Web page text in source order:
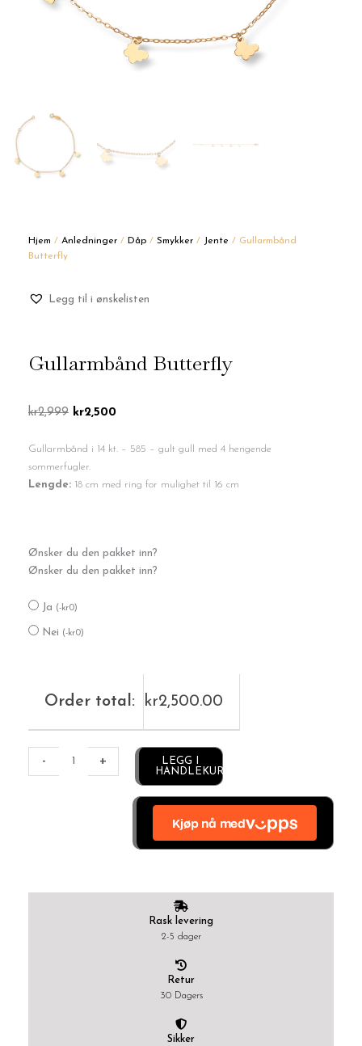
Hjem / Anledninger / Dåp / Smykker / Jente / Gullarmbånd
Butterfly
Legg til i ønskelisten
Gullarmbånd Butterfly
kr2,999 Opprinnelig
var:
kr2,999.
kr2,500
er:
Gullarmbånd i 14 kt. – 585 – gult gull med 4 hengende
sommerfugler.
Lengde: 18 cm med ring for mulighet til 16 cm
Ønsker du den pakket inn?
Ønsker du den pakket inn?
Ja (-kr0)
Nei (-kr0)
Order total: kr2,500.00
-
Butterfly
antall
+
LEGG I
HANDLEKURV
Rask levering
2-5 dager
Retur
30 Dagers
Sikker